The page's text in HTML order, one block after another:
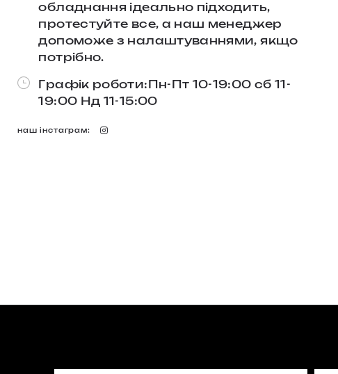
обладнання ідеально підходить,
протестуйте все, а наш менеджер
допоможе з налаштуваннями, якщо
потрібно.
Графік роботи:Пн-Пт 10-19:00 сб 11-
19:00 Нд 11-15:00
наш інстаграм: